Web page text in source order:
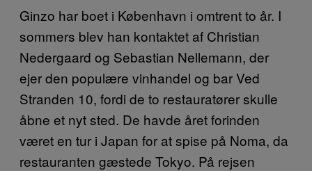
Ginzo har boet i København i omtrent to år. I
sommers blev han kontaktet af Christian
Nedergaard og Sebastian Nellemann, der
ejer den populære vinhandel og bar Ved
Stranden 10, fordi de to restauratører skulle
åbne et nyt sted. De havde året forinden
været en tur i Japan for at spise på Noma, da
restauranten gæstede Tokyo. På rejsen